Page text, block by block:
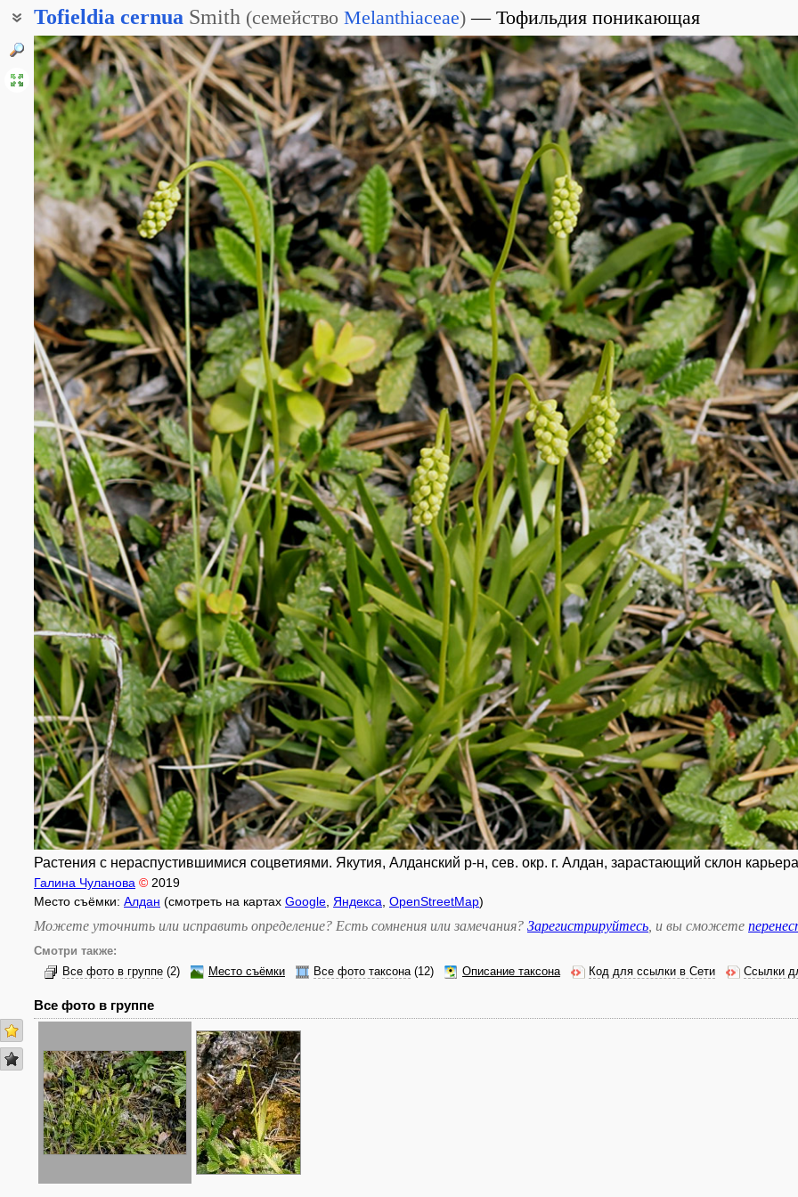
Tofieldia cernua Smith (семейство Melanthiaceae) Тофильдия поникающая
Тофиельдия поникающая
Растения с нераспустившимися соцветиями. Якутия, Алданский р-н, сев. окр. г. Алдан, зарастающий склон
Галина Чуланова © 2019
Место съёмки: Алдан (смотреть на картах Google Яндекса OpenStreetMap)
Можете уточнить или исправить определение? Есть сомнения или замечания? Зарегистрируйтесь , и вы сможете
Смотри также:
Все фото в группе (2) Место съёмки Все фото таксона(12) Описание таксона Код для ссылки в Сети Ссылки
Все фото в группе